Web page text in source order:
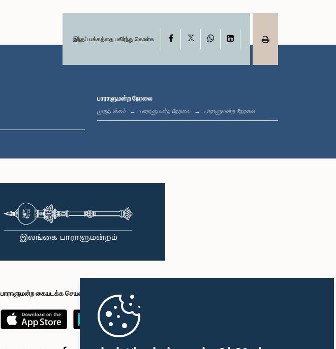
பி.ப. 1:19 - பி.ப. 1:31
இந்தப் பக்கத்தை பகிர்ந்து கொள்க Facebook WhatsAppLinkedIn
பாராளுமன்ற நேரலை
முதற்பக்கம் பாராளுமன்ற நேரலை பாராளுமன்ற நேரலை
பாராளுமன்ற கையடக்க செயலி